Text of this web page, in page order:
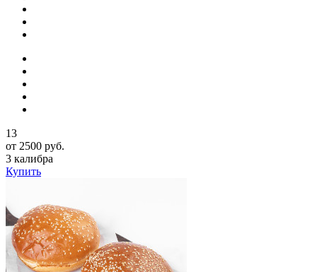
13
от 2500 руб.
3 калибра
Купить